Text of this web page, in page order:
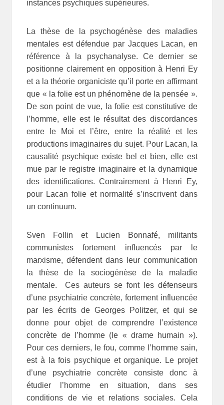
instances psychiques supérieures.
La thèse de la psychogénèse des maladies
mentales est défendue par Jacques Lacan, en
référence à la psychanalyse. Ce dernier se
positionne clairement en opposition à Henri Ey
et a la théorie organiciste qu’il porte en affirmant
que « la folie est un phénomène de la pensée ».
De son point de vue, la folie est constitutive de
l’homme, elle est le résultat des discordances
entre le Moi et l’être, entre la réalité et les
productions imaginaires du sujet. Pour Lacan, la
causalité psychique existe bel et bien, elle est
mue par le registre imaginaire et la dynamique
des identifications. Contrairement à Henri Ey,
pour Lacan folie et normalité s’inscrivent dans
un continuum.
Sven Follin et Lucien Bonnafé, militants
communistes fortement influencés par le
marxisme, défendent dans leur communication
la thèse de la sociogénèse de la maladie
mentale. Ces auteurs se font les défenseurs
d’une psychiatrie concrète, fortement influencée
par les écrits de Georges Politzer, et qui se
donne pour objet de comprendre l’existence
concrète de l’homme (le « drame humain »).
Pour ces derniers, le fou, comme l’homme sain,
est à la fois psychique et organique. Le projet
d’une psychiatrie concrète consiste donc à
étudier l’homme en situation, dans ses
conditions de vie et relations sociales. Cela